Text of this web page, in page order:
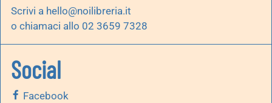
Scrivi a hello@noilibreria.it
o chiamaci allo 02 3659 7328
Social
Facebook